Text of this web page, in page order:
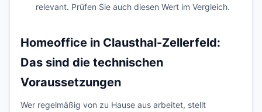
relevant. Prüfen Sie auch diesen Wert im Vergleich.
Homeoffice in Clausthal-Zellerfeld:
Das sind die technischen
Voraussetzungen
Wer regelmäßig von zu Hause aus arbeitet, stellt